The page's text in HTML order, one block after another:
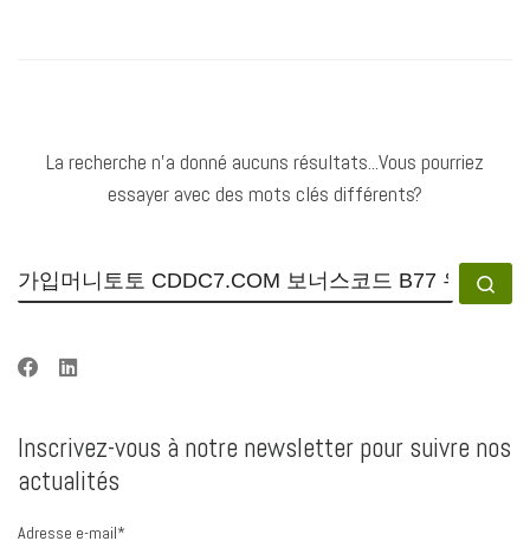
La recherche n'a donné aucuns résultats...Vous pourriez
essayer avec des mots clés différents?
RECHERCHER
Inscrivez-vous à notre newsletter pour suivre nos
actualités
Adresse e-mail*